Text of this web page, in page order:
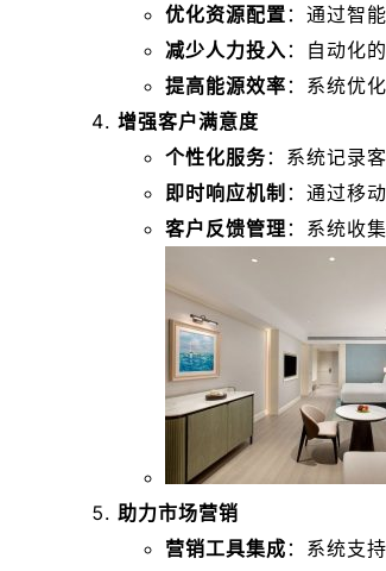
优化资源配置 ：通过智
减少人力投入 ：自动化
提高能源效率 ：系统优
增强客户满意度
个性化服务：系统记录
即时响应机制 ：通过移
客户反馈管理 ：系统收
助力市场营销
营销工具集成 ：系统支